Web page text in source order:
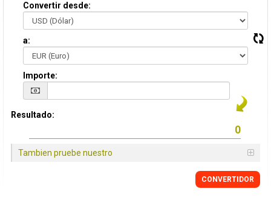
Convertir desde:
a:
Importe:
Resultado:
Tambien pruebe nuestro
CONVERTIDOR